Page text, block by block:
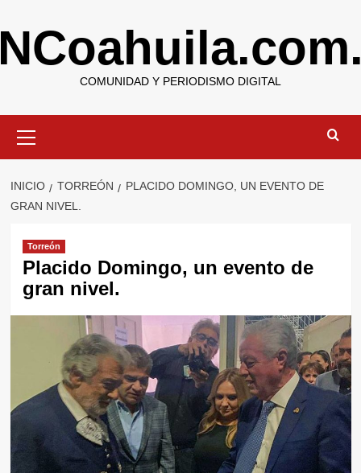
al
contenido
COMUNIDAD Y PERIODISMO DIGITAL
primario
INICIO TORREÓN
PLACIDO DOMINGO, UN EVENTO DE
GRAN NIVEL.
Torreón
Placido Domingo, un evento de
gran nivel.